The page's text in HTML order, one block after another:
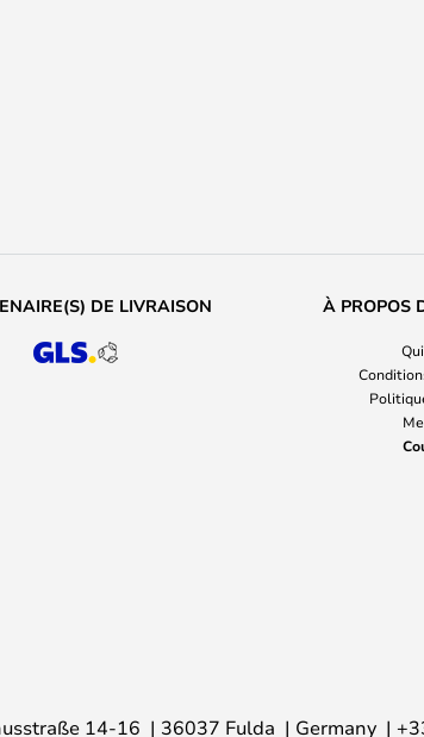
DE LIVRAISON À PROPOS
14-16 36037 Fulda Germany